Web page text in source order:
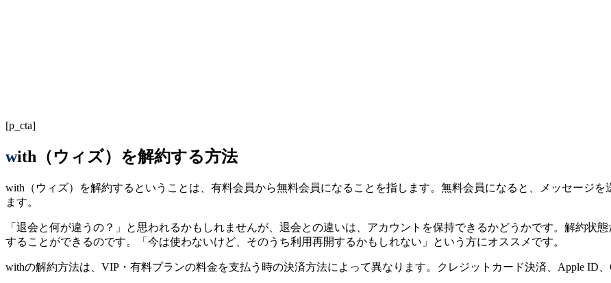
[p_cta]
with（ウィズ）を解約する方法
with（ウィズ）を解約するということは、有料会員から無料会員になることを指します。無料会員になると、メッセージ
ます。
「退会と何が違うの？」と思われるかもしれませんが、退会との違いは、アカウントを保持できるかどうかです。解約状
することができるのです。「今は使わないけど、そのうち利用再開するかもしれない」という方にオススメです。
withの解約方法は、VIP・有料プランの料金を支払う時の決済方法によって異なります。クレジットカード決済、Apple ID、